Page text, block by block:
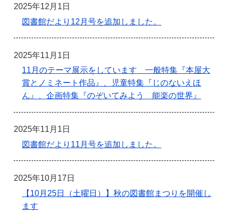
2025年12月1日
図書館だより12月号を追加しました。
2025年11月1日
11月のテーマ展示をしています 一般特集『本屋大
賞とノミネート作品』、児童特集『じのないえほ
ん』、企画特集『のぞいてみよう 能楽の世界』
2025年11月1日
図書館だより11月号を追加しました。
2025年10月17日
【10月25日（土曜日）】秋の図書館まつりを開催し
ます